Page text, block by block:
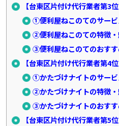
【台東区片付け代行業者第3
①便利屋ねこのてのサー
②便利屋ねこのての特徴
③便利屋ねこのてのおす
【台東区片付け代行業者第4
①かたづけナイトのサー
②かたづけナイトの特徴
③かたづけナイトのおす
【台東区片付け代行業者第5